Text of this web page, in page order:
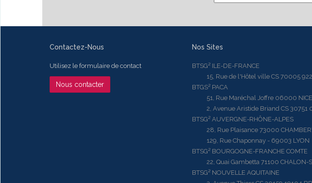
Contactez-Nous
Utilisez le formulaire de contact
Nous contacter
Nos Sites
BTSG² ILE-DE-FRANCE
15, Rue de l'Hôtel ville CS 70005
BTGS² PACA
51, Rue Maréchal Joffre 06000 NICE
2, Avenue Aristide Briand CS 30751
BTSG² AUVERGNE-RHÔNE-ALPES
28, Rue Plaisance 73000
129, Rue Chaponnay - 69003 LYON
BTSG² BOURGOGNE-FRANCHE COMTE
22, Quai Gambetta 71100 CHALON-
BTSG² NOUVELLE AQUITAINE